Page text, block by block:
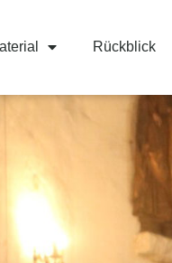
Rückblick